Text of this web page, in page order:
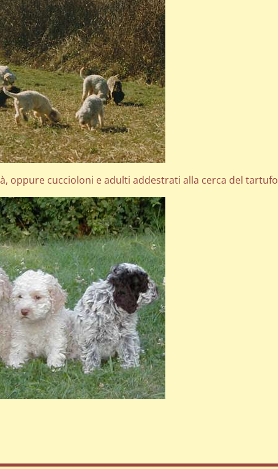
oppure cuccioloni e adulti addestrati alla cerca del tartufo